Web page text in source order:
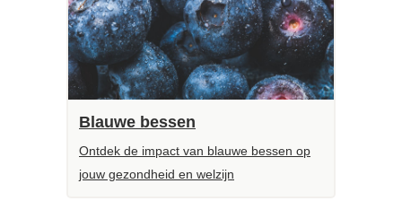
Blauwe bessen
Ontdek de impact van blauwe bessen op
jouw gezondheid en welzijn